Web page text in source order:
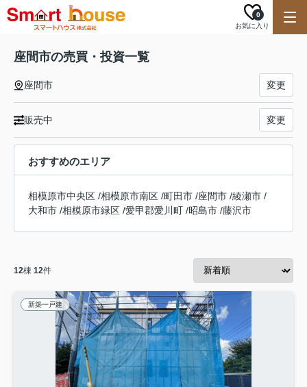
お気に入り
0
座間市の売買・投資一覧
座間市 変更
販売中 変更
おすすめのエリア
相模原市中央区 /相模原市南区 /町田市 /座間市 /綾瀬市 /
大和市 /相模原市緑区 /愛甲郡愛川町 /昭島市 /藤沢市
12棟 12件
新築一戸建